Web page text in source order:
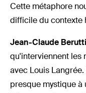
Cette métaphore
difficile du contexte
Jean-Claude Berutti
qu'interviennent les
avec Louis
presque mystique à